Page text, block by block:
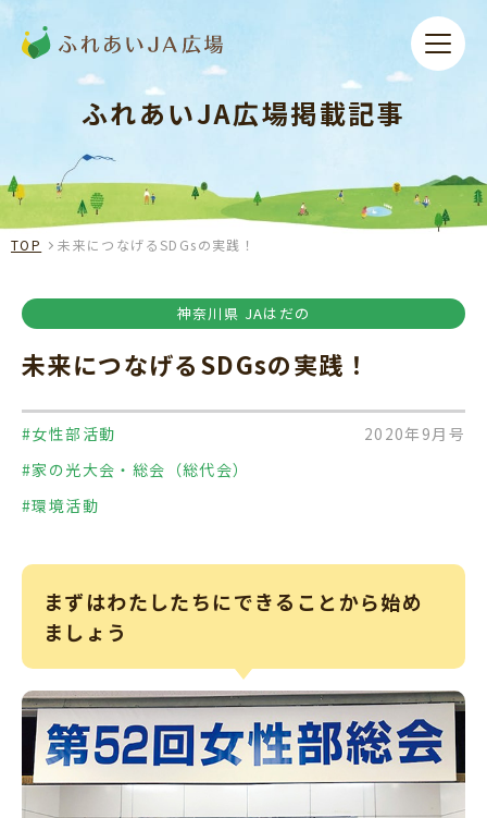
ふれあいJA広場掲載記事
TOP 未来につなげるSDGsの実践！
神奈川県 JAはだの
未来につなげるSDGsの実践！
#女性部活動
#家の光大会・総会（総代会）
#環境活動
2020年9月号
まずはわたしたちにできることから始め
ましょう